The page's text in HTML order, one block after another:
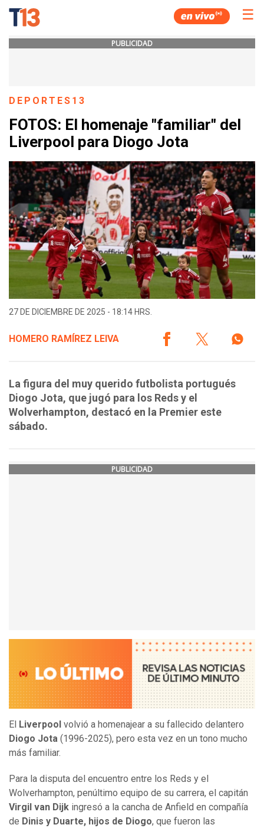
☰
PUBLICIDAD
DEPORTES13
FOTOS: El homenaje "familiar" del
Liverpool para Diogo Jota
27 DE DICIEMBRE DE 2025 - 18:14 HRS.
HOMERO RAMÍREZ LEIVA
La figura del muy querido futbolista portugués
Diogo Jota, que jugó para los Reds y el
Wolverhampton, destacó en la Premier este
sábado.
PUBLICIDAD
El Liverpool volvió a homenajear a su fallecido delantero
Diogo Jota (1996-2025), pero esta vez en un tono mucho
más familiar.
Para la disputa del encuentro entre los Reds y el
Wolverhampton, penúltimo equipo de su carrera, el capitán
Virgil van Dijk ingresó a la cancha de Anfield en compañía
de Dinis y Duarte, hijos de Diogo, que fueron las